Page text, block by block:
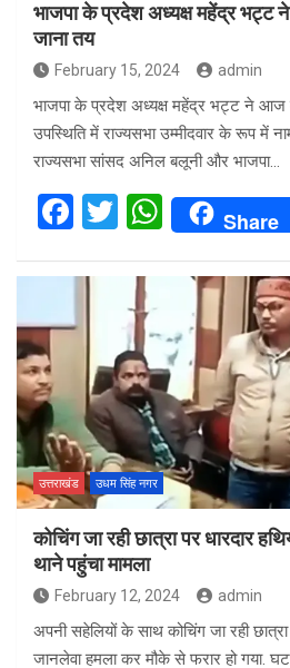
भाजपा के प्रदेश अध्यक्ष महेंद्र भट्ट ने
जाना तय
February 15, 2024 admin
भाजपा के प्रदेश अध्यक्ष महेंद्र भट्ट ने आज
उपस्थिति में राज्यसभा उम्मीदवार के रूप में
राज्यसभा सांसद अनिल बलूनी और भाजपा…
F
ce
b
o
o
k
T
tt
er
W
h
at
A
p
p
Share
उत्तराखंड उधम सिंह नगर
कोचिंग जा रही छात्रा पर धारदार
थाने पहुंचा मामला
February 12, 2024 admin
अपनी सहेलियों के साथ कोचिंग जा रही
जानलेवा हमला कर मौके से फरार हो गया.